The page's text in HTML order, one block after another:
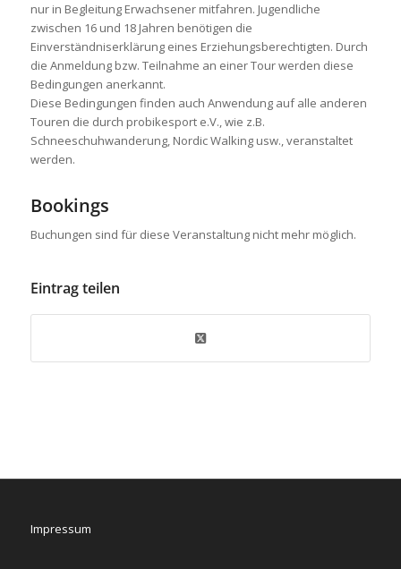
nur in Begleitung Erwachsener mitfahren. Jugendliche
zwischen 16 und 18 Jahren benötigen die
Einverständniserklärung eines Erziehungsberechtigten. Durch
die Anmeldung bzw. Teilnahme an einer Tour werden diese
Bedingungen anerkannt.
Diese Bedingungen finden auch Anwendung auf alle anderen
Touren die durch probikesport e.V., wie z.B.
Schneeschuhwanderung, Nordic Walking usw., veranstaltet
werden.
Bookings
Buchungen sind für diese Veranstaltung nicht mehr möglich.
Eintrag teilen
Impressum